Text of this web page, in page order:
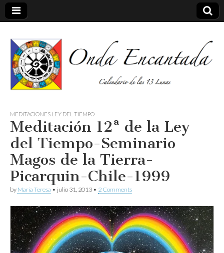
Onda
encantada
MEDITACIONES LEY DEL TIEMPO
Meditación 12ª de la Ley
del Tiempo-Seminario
Magos de la Tierra-
Picarquin-Chile-1999
by Maria Teresa • julio 31, 2013 • 2 Comments